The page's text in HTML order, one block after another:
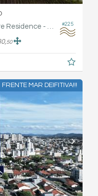
#225
50
FRENTE MAR DEIFITIVA!!!